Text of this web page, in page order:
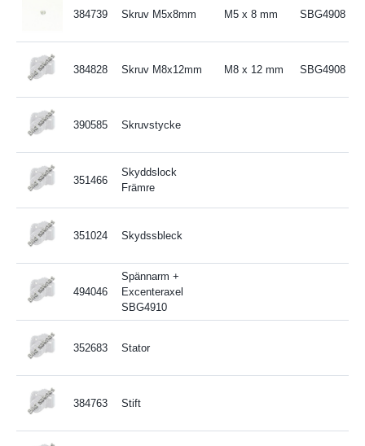
384739 Skruv M5x8mm M5 x 8 mm SBG4908
384828 Skruv M8x12mm M8 x 12 mm SBG4908
390585 Skruvstycke
351466
Skyddslock
Främre
351024 Skydssbleck
494046
Spännarm +
Excenteraxel
SBG4910
352683 Stator
384763 Stift